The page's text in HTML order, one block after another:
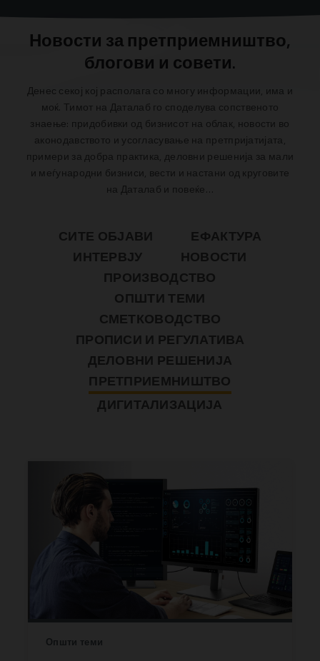
Новости за претприемништво,
блогови и совети.
Денес секој кој располага со многу информации, има и
моќ. Тимот на Даталаб го споделува сопственото
знаење: придобивки од бизнисот на облак, новости во
аконодавството и усогласување на претпријатијата,
примери за добра практика, деловни решенија за мали
и меѓународни бизниси, вести и настани од круговите
на Даталаб и повеќе…
СИТЕ ОБЈАВИ
ЕФАКТУРА
ИНТЕРВЈУ
НОВОСТИ
ПРОИЗВОДСТВО
ОПШТИ ТЕМИ
СМЕТКОВОДСТВО
ПРОПИСИ И РЕГУЛАТИВА
ДЕЛОВНИ РЕШЕНИЈА
ПРЕТПРИЕМНИШТВО
ДИГИТАЛИЗАЦИЈА
Општи теми